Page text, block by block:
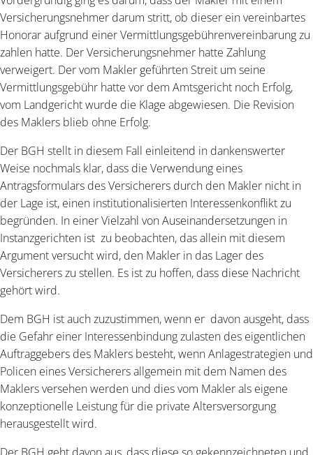
Versicherungsnehmer darum stritt, ob dieser ein vereinbartes
Honorar aufgrund einer Vermittlungsgebührenvereinbarung zu
zahlen hatte. Der Versicherungsnehmer hatte Zahlung
verweigert. Der vom Makler geführten Streit um seine
Vermittlungsgebühr hatte vor dem Amtsgericht noch Erfolg,
vom Landgericht wurde die Klage abgewiesen. Die Revision
des Maklers blieb ohne Erfolg.
Der BGH stellt in diesem Fall einleitend in dankenswerter
Weise nochmals klar, dass die Verwendung eines
Antragsformulars des Versicherers durch den Makler nicht in
der Lage ist, einen institutionalisierten Interessenkonflikt zu
begründen. In einer Vielzahl von Auseinandersetzungen in
Instanzgerichten ist zu beobachten, das allein mit diesem
Argument versucht wird, den Makler in das Lager des
Versicherers zu stellen. Es ist zu hoffen, dass diese Nachricht
gehört wird.
Dem BGH ist auch zuzustimmen, wenn er davon ausgeht, dass
die Gefahr einer Interessenbindung zulasten des eigentlichen
Auftraggebers des Maklers besteht, wenn Anlagestrategien und
Policen eines Versicherers allgemein mit dem Namen des
Maklers versehen werden und dies vom Makler als eigene
konzeptionelle Leistung für die private Altersversorgung
herausgestellt wird.
Der BGH geht davon aus, dass diese so gekennzeichneten und